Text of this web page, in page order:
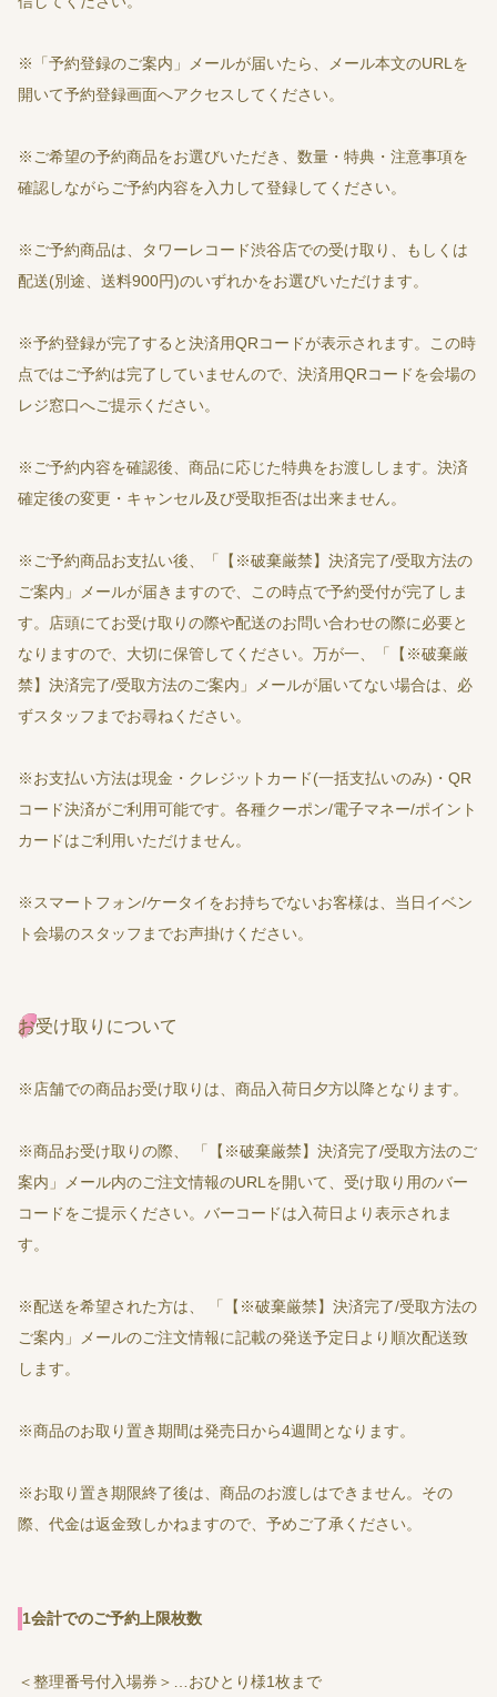
※「予約登録のご案内」メールが届いたら、メール本文のURLを
開いて予約登録画面へアクセスしてください。
※ご希望の予約商品をお選びいただき、数量・特典・注意事項を
確認しながらご予約内容を入力して登録してください。
※ご予約商品は、タワーレコード渋谷店での受け取り、もしくは
配送(別途、送料900円)のいずれかをお選びいただけます。
※予約登録が完了すると決済用QRコードが表示されます。この時
点ではご予約は完了していませんので、決済用QRコードを会場の
レジ窓口へご提示ください。
※ご予約内容を確認後、商品に応じた特典をお渡しします。決済
確定後の変更・キャンセル及び受取拒否は出来ません。
※ご予約商品お支払い後、「【※破棄厳禁】決済完了/受取方法の
ご案内」メールが届きますので、この時点で予約受付が完了しま
す。店頭にてお受け取りの際や配送のお問い合わせの際に必要と
なりますので、大切に保管してください。万が一、「【※破棄厳
禁】決済完了/受取方法のご案内」メールが届いてない場合は、必
ずスタッフまでお尋ねください。
※お支払い方法は現金・クレジットカード(一括支払いのみ)・QR
コード決済がご利用可能です。各種クーポン/電子マネー/ポイント
カードはご利用いただけません。
※スマートフォン/ケータイをお持ちでないお客様は、当日イベン
ト会場のスタッフまでお声掛けください。
お受け取りについて
※店舗での商品お受け取りは、商品入荷日夕方以降となります。
※商品お受け取りの際、 「【※破棄厳禁】決済完了/受取方法のご
案内」メール内のご注文情報のURLを開いて、受け取り用のバー
コードをご提示ください。バーコードは入荷日より表示されま
す。
※配送を希望された方は、 「【※破棄厳禁】決済完了/受取方法の
ご案内」メールのご注文情報に記載の発送予定日より順次配送致
します。
※商品のお取り置き期間は発売日から4週間となります。
※お取り置き期限終了後は、商品のお渡しはできません。その
際、代金は返金致しかねますので、予めご了承ください。
1会計でのご予約上限枚数
＜整理番号付入場券＞…おひとり様1枚まで